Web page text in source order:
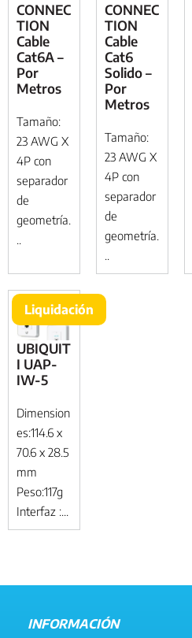
CONNEC
TION
Cable
Cat6A –
Por
Metros
Tamaño:
23 AWG X
4P con
separador
de
geometría.
..
CONNEC
TION
Cable
Cat6
Solido –
Por
Metros
Tamaño:
23 AWG X
4P con
separador
de
geometría.
..
UBIQUIT
I UAP-
IW-5
Dimension
es:114.6 x
70.6 x 28.5
mm
Peso:117g
Interfaz :...
Liquidación
INFORMACIÓN